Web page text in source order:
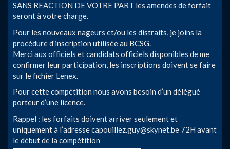
SANS REACTION DE VOTRE PART les amendes de forfait
seront à votre charge.
Pour les nouveaux nageurs et/ou les distraits, je joins la
procédure d’inscription utilisée au BCSG.
Merci aux officiels et candidats officiels disponibles de me
confirmer leur participation, les inscriptions doivent se faire
sur le fichier Lenex.
Pour cette compétition nous avons besoin d’un délégué
porteur d’une licence.
Rappel : les forfaits doivent arriver seulement et
uniquement à l’adressecapouillez.guy@skynet.be 72H avant
le début de la compétition